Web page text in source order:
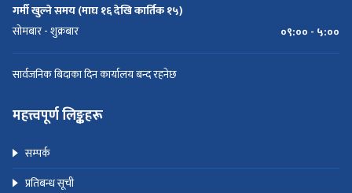
गर्मी खुल्ने समय (माघ १६ देखि कार्तिक १५)
सोमबार - शुक्रबार
०९:०० - ५:००
सार्वजनिक बिदाका दिन कार्यालय बन्द रहनेछ
महत्त्वपूर्ण लिङ्कहरू
सम्पर्क
प्रतिबन्ध सूची